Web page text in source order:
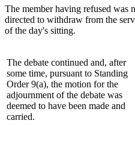
The member having refused was
directed to withdraw from the
of the day's sitting.
The debate continued and, after
some time, pursuant to Standing
Order 9(a), the motion for the
adjournment of the debate was
deemed to have been made and
carried.